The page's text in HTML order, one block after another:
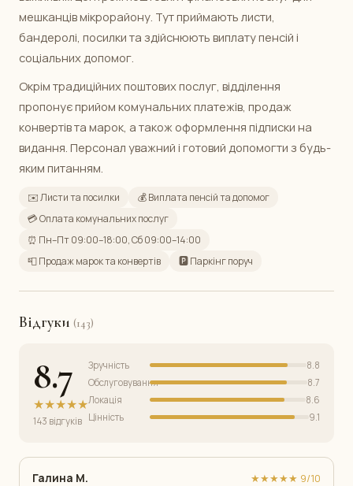
мешканців мікрорайону. Тут приймають листи,
бандеролі, посилки та здійснюють виплату пенсій і
соціальних допомог.
Окрім традиційних поштових послуг, відділення
пропонує прийом комунальних платежів, продаж
конвертів та марок, а також оформлення підписки на
видання. Персонал уважний і готовий допомогти з будь-
яким питанням.
✉️ Листи та посилки
💰 Виплата пенсій та допомог
💳 Оплата комунальних послуг
⏰ Пн–Пт 09:00–18:00, Сб 09:00–14:00
📮 Продаж марок та конвертів
🅿️ Паркінг поруч
Відгуки (143)
8.7
★★★★★
143 відгуків
Зручність
8.8
Обслуговування
8.7
Локація
8.6
Цінність
9.1
Галина М. ★★★★★ 9/10